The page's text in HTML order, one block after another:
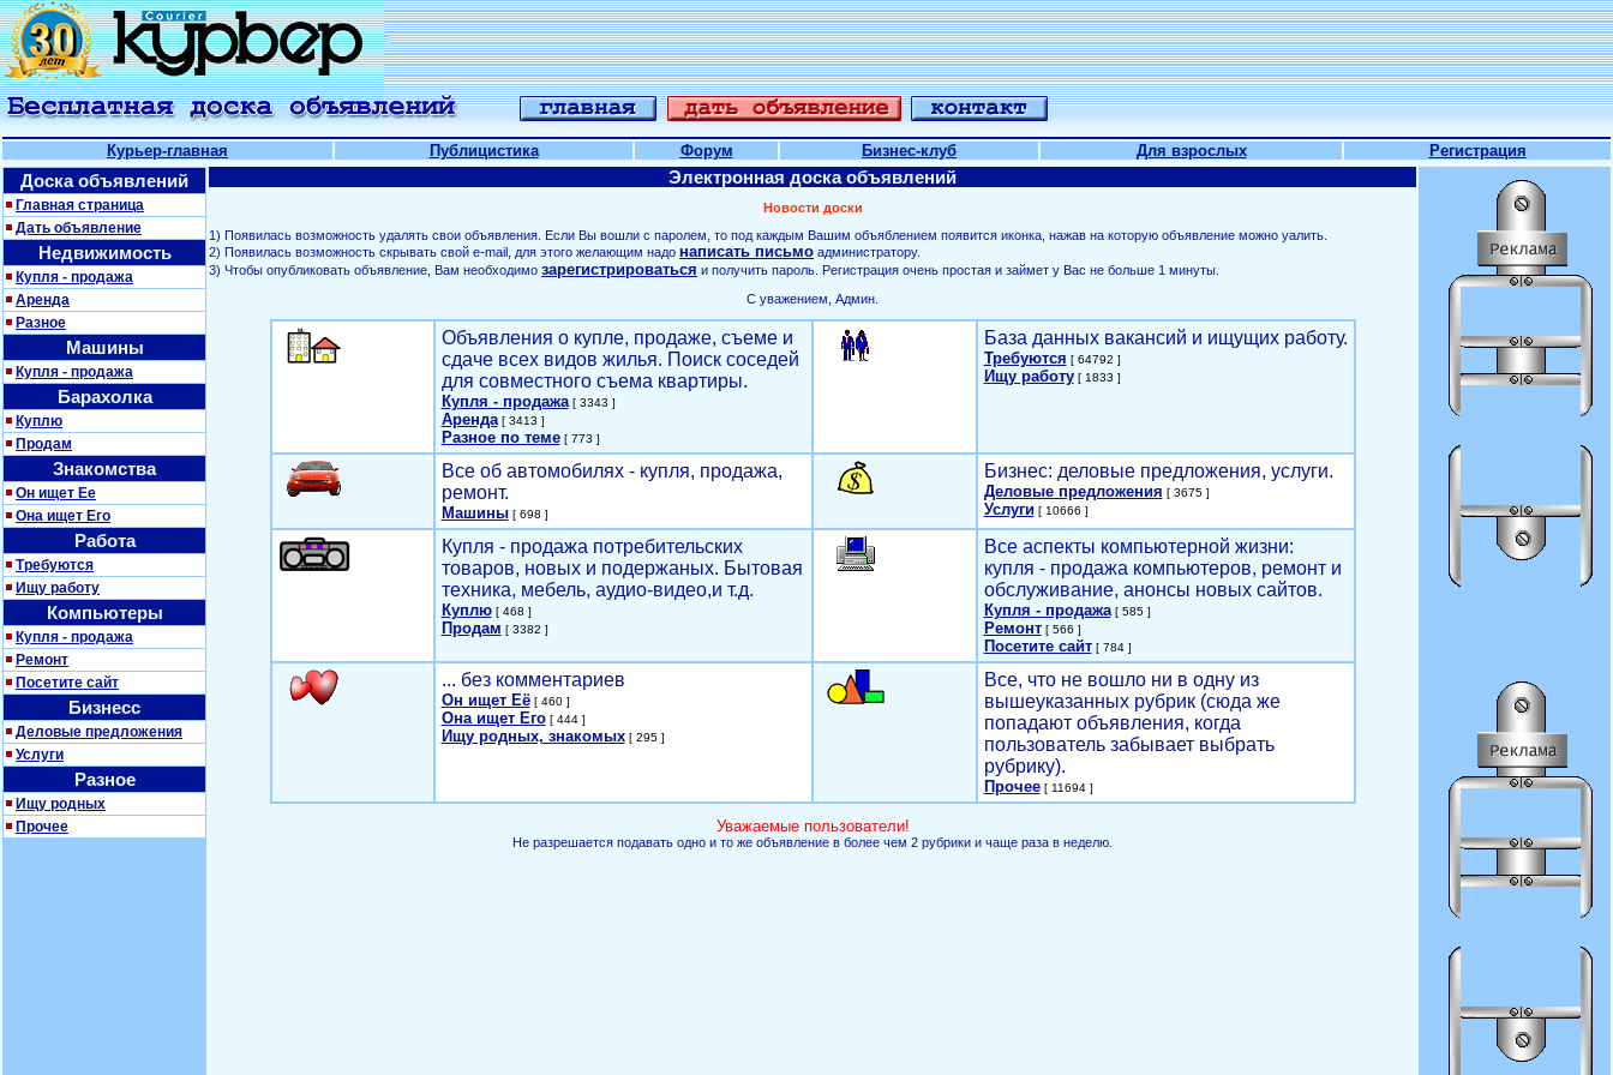
Курьер-главная Публицистика Форум Бизнес-клуб Для взрослых Регистрация
Доска объявлений
Главная страница
Дать объявление
Недвижимость
Купля - продажа
Аренда
Разное
Машины
Купля - продажа
Барахолка
Куплю
Продам
Знакомства
Он ищет Ее
Она ищет Его
Работа
Требуются
Ищу работу
Компьютеры
Купля - продажа
Ремонт
Посетите сайт
Бизнесс
Деловые предложения
Услуги
Разное
Ищу родных
Прочее
Электронная доска объявлений
Новости доски
1) Появилась возможность удалять свои объявления. Если Вы вошли с паролем, то под каждым Вашим объяблением появится иконка, нажав на которую объявление можно уалить.
2) Появилась возможность скрывать свой е-mail, для этого желающим надо написать письмо администратору.
3) Чтобы опубликовать объявление, Вам необходимо зарегистрироваться и получить пароль. Регистрация очень простая и займет у Вас не больше 1 минуты.
С уважением, Админ.
Объявления о купле, продаже, съеме и
сдаче всех видов жилья. Поиск соседей
для совместного съема квартиры.
Купля - продажа[ 3343 ]
Аренда[ 3413 ]
Разное по теме[ 773 ]
База данных вакансий и ищущих работу.
Требуются [ 64792 ]
Ищу работу[ 1833 ]
Все об автомобилях - купля, продажа,
ремонт.
Машины[ 698 ]
Бизнес: деловые предложения, услуги.
Деловые предложения [ 3675 ]
Услуги[ 10666 ]
Купля - продажа потребительских
товаров, новых и подержаных. Бытовая
техника, мебель, аудио-видео,и т.д.
Куплю[ 468 ]
Продам [ 3382 ]
Все аспекты компьютерной жизни:
купля - продажа компьютеров, ремонт и
обслуживание, анонсы новых сайтов.
Купля - продажа[ 585 ]
Ремонт[ 566 ]
Посетите сайт[ 784 ]
... без комментариев
Он ищет Её[ 460 ]
Она ищет Его[ 444 ]
Ищу родных, знакомых[ 295 ]
Все, что не вошло ни в одну из
вышеуказанных рубрик (сюда же
попадают объявления, когда
пользователь забывает выбрать
рубрику).
Прочее[ 11694 ]
Уважаемые пользователи!
Не разрешается подавать одно и то же объявление в более чем 2 рубрики и чаще раза в неделю.